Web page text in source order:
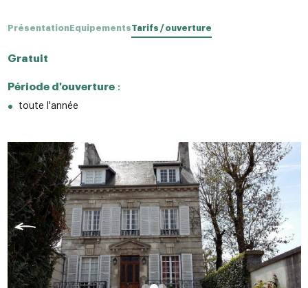
PrésentationEquipementsTarifs / ouverture
Gratuit
Période d'ouverture:
toute l'année